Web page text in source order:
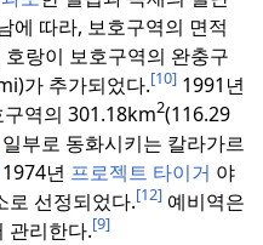
에 따라, 보호구역의 면적
랑이 보호구역의 완충구
가 추가되었다.[10] 1991년
역의 301.18km2(116.29
부로 동화시키는 칼라가르
1974년 프로젝트 타이거 야
로 선정되었다.[12] 예비역은
관리한다.[9]